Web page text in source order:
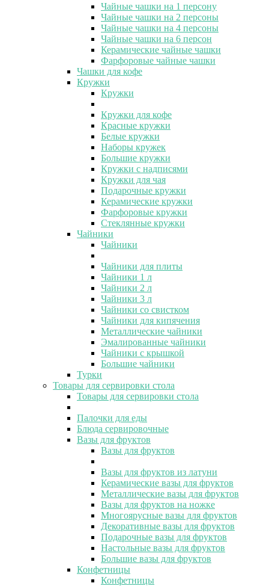
Чайные чашки на 1 персону
Чайные чашки на 2 персоны
Чайные чашки на 4 персоны
Чайные чашки на 6 персон
Керамические чайные чашки
Фарфоровые чайные чашки
Чашки для кофе
Кружки
Кружки
Кружки для кофе
Красные кружки
Белые кружки
Наборы кружек
Большие кружки
Кружки с надписями
Кружки для чая
Подарочные кружки
Керамические кружки
Фарфоровые кружки
Стеклянные кружки
Чайники
Чайники
Чайники для плиты
Чайники 1 л
Чайники 2 л
Чайники 3 л
Чайники со свистком
Чайники для кипячения
Металлические чайники
Эмалированные чайники
Чайники с крышкой
Большие чайники
Турки
Товары для сервировки стола
Товары для сервировки стола
Палочки для еды
Блюда сервировочные
Вазы для фруктов
Вазы для фруктов
Вазы для фруктов из латуни
Керамические вазы для фруктов
Металлические вазы для фруктов
Вазы для фруктов на ножке
Многоярусные вазы для фруктов
Декоративные вазы для фруктов
Подарочные вазы для фруктов
Настольные вазы для фруктов
Большие вазы для фруктов
Конфетницы
Конфетницы